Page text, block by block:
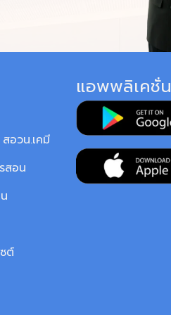
อวน.เคมี
สอน
ต์
แอพพลิเคชั่น